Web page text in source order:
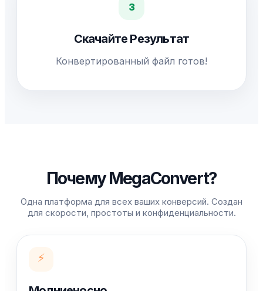
3
Скачайте Результат
Конвертированный файл готов!
Почему MegaConvert?
Одна платформа для всех ваших конверсий. Создан
для скорости, простоты и конфиденциальности.
⚡